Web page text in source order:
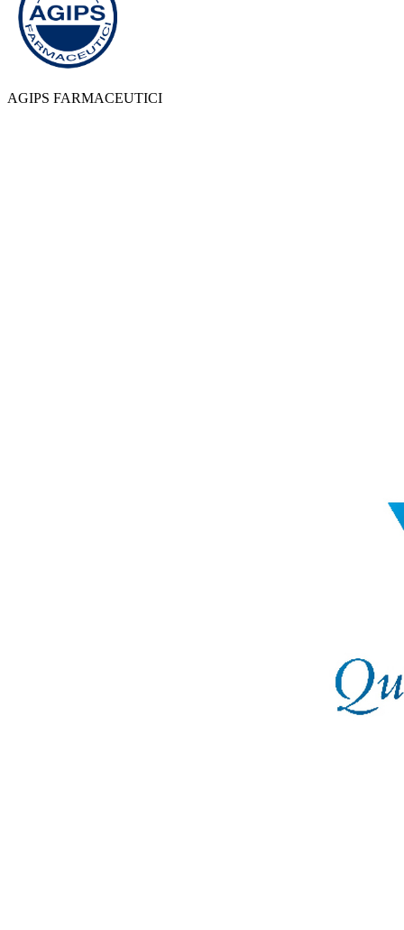
AGIPS FARMACEUTICI